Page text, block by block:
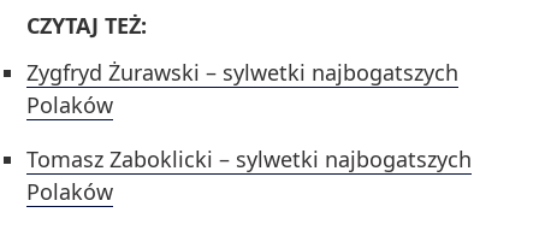
CZYTAJ TEŻ:
Zygfryd Żurawski – sylwetki najbogatszych
Polaków
Tomasz Zaboklicki – sylwetki najbogatszych
Polaków